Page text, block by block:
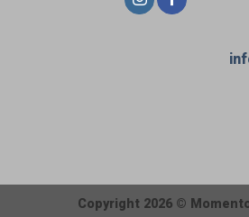
Copyright 2026 ©